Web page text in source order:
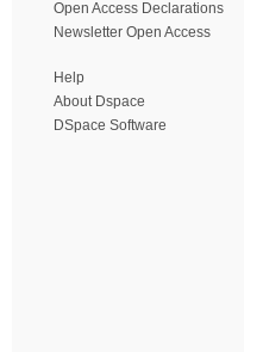
Open Access Declarations
Newsletter Open Access
Help
About Dspace
DSpace Software